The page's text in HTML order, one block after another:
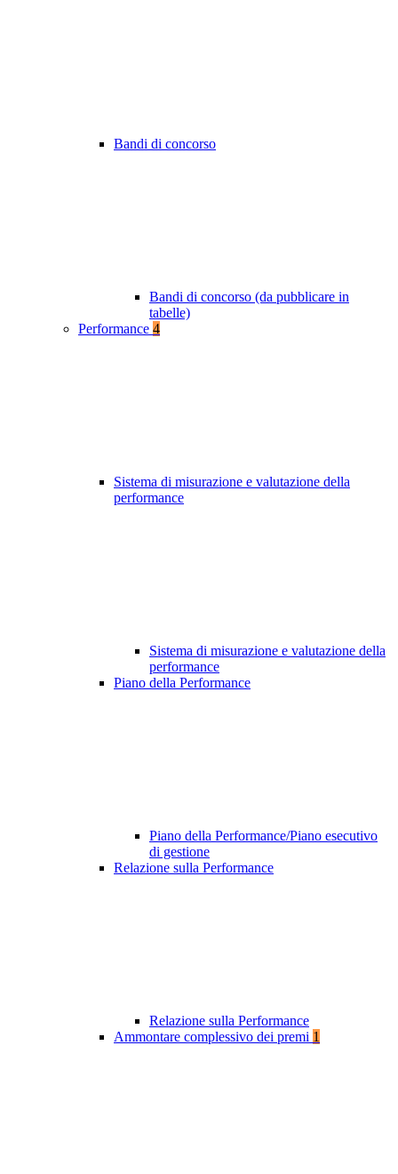
Bandi di concorso
Bandi di concorso (da pubblicare in
tabelle)
Performance 4
Sistema di misurazione e valutazione della
performance
Sistema di misurazione e valutazione della
performance
Piano della Performance
Piano della Performance/Piano esecutivo
di gestione
Relazione sulla Performance
Relazione sulla Performance
Ammontare complessivo dei premi 1